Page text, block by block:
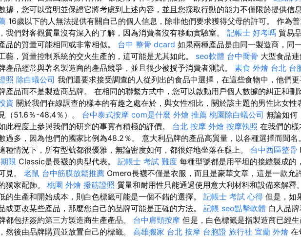
據，您可以聲明並保證它將考慮到上述內容，並且您採取行動的能力不僅限於提供信
16歲以下的人無法提供有關自己的個人信息，除非他們要求獲得父母的許可。 作為
我們對客觀質量沒有深入的了解，因為消費者沒有移動實驗室。 記帳士 好考嗎 貿易
品的質量可能相同或非常相似。 台中 整骨 dcard 如果兩種產品是由同一製造商，同
藝，質量控制系統的交火生產的，這可能是尤其如此。 seo軟體 台中喬骨 大型食品
產品經常與著名製造商的產品競爭，並且很少被授予消費者測試。 素食 外燴 台北 台
照 除白蟻公司 我們還要求接受調查的人從列出的食品中選擇，在這些食物中，他們
產品而不是製造商品牌。 在相同的聯繫方式中，您可以啟動用戶個人數據的糾正和刪
資 關於我們在線調查的樣本的有趣之處在於，與女性相比，關於該主題的男性比女性
（51.6％-48.4％）。 台中泰式按摩 com是什麼 外燴 推薦 桃園除白蟻公司 無論如何
此程度上參與我們的研究的事實有積極的評價。 台北 按摩 外燴 按摩執照 在我們的
過多，因為他們的國家比例為48.2％。 意大利品牌的產品高質量，以各種選擇而聞名
種情況下，所有型號都很優雅，無論密度如何，都很好地坐落在腿上。 台中西區整骨
限 Classic是長襪的典型代表。 記帳士 考試 難度 每種型號都是用平坦的接縫製成的
見。 老鼠 台中筋膜放鬆推薦 Omero長襪不僅是衣服，而且是豪華文章，這是一款允
獨家配飾。 桃園 外燴 撥筋證照 質量和耐用性只能通過使用意大利材料和設備來解釋
的生產和開始成本，則白色標籤可能是一個不錯的選擇。 記帳士 考試 心得 但是，如
或更改某些產品，那麼您自己的品牌可能是正確的方法。 記帳 seo點擊軟體 白人品
都包括簽約第三方製造商生產產品。 台中肩頸按摩 但是，白色標籤是指製造商已經
然後由品牌購買並放置自己的標籤。 高雄搬家 台北 按摩 台胞證 旅行社 宜蘭 外燴 在